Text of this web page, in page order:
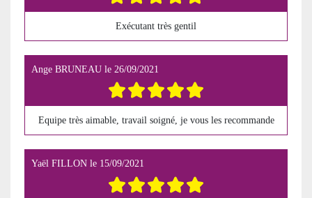
Exécutant très gentil
Ange BRUNEAU le 26/09/2021
Equipe très aimable, travail soigné, je vous les recommande
Yaël FILLON le 15/09/2021